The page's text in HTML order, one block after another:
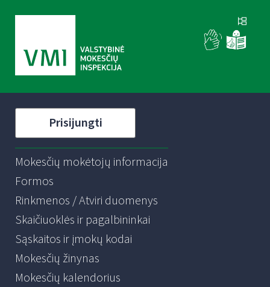
Prisijungti
Mokesčių mokėtojų informacija
Formos
Rinkmenos / Atviri duomenys
Skaičiuoklės ir pagalbininkai
Sąskaitos ir įmokų kodai
Mokesčių žinynas
Mokesčių kalendorius